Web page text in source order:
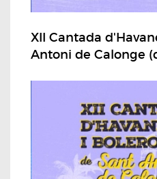
XII Cantada
Antoni de Calonge